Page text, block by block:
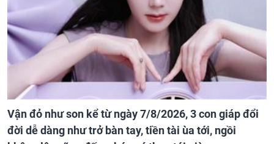
Vận đỏ như son kể từ ngày 7/8/2026, 3 con giáp đổi
đời dễ dàng như trở bàn tay, tiền tài ùa tới, ngồi